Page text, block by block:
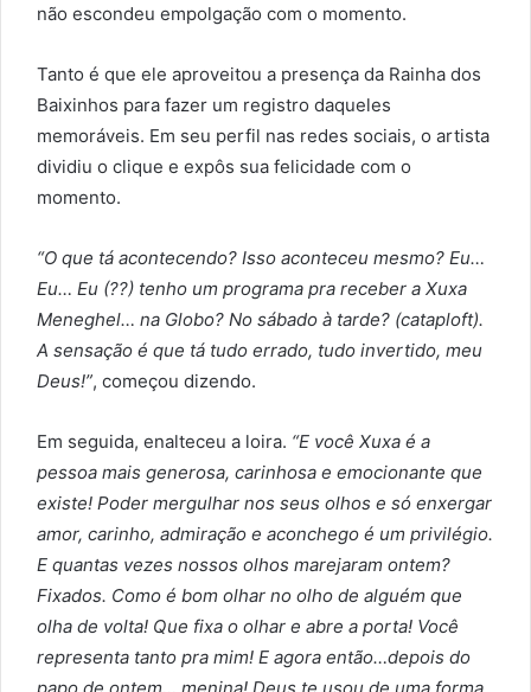
não escondeu empolgação com o momento.
Tanto é que ele aproveitou a presença da Rainha dos
Baixinhos para fazer um registro daqueles
memoráveis. Em seu perfil nas redes sociais, o artista
dividiu o clique e expôs sua felicidade com o
momento.
“O que tá acontecendo? Isso aconteceu mesmo? Eu…
Eu… Eu (??) tenho um programa pra receber a Xuxa
Meneghel… na Globo? No sábado à tarde? (cataploft).
A sensação é que tá tudo errado, tudo invertido, meu
Deus!”, começou dizendo.
Em seguida, enalteceu a loira. “E você Xuxa é a
pessoa mais generosa, carinhosa e emocionante que
existe! Poder mergulhar nos seus olhos e só enxergar
amor, carinho, admiração e aconchego é um privilégio.
E quantas vezes nossos olhos marejaram ontem?
Fixados. Como é bom olhar no olho de alguém que
olha de volta! Que fixa o olhar e abre a porta! Você
representa tanto pra mim! E agora então…depois do